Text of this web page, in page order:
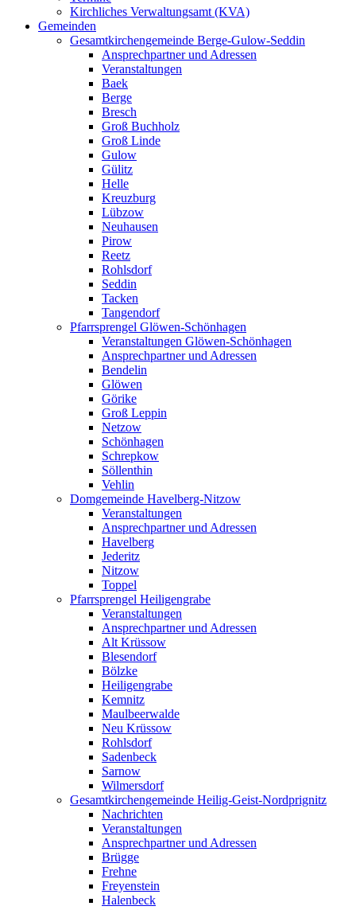
Kirchliches Verwaltungsamt (KVA)
Gemeinden
Gesamtkirchengemeinde Berge-Gulow-Seddin
Ansprechpartner und Adressen
Veranstaltungen
Baek
Berge
Bresch
Groß Buchholz
Groß Linde
Gulow
Gülitz
Helle
Kreuzburg
Lübzow
Neuhausen
Pirow
Reetz
Rohlsdorf
Seddin
Tacken
Tangendorf
Pfarrsprengel Glöwen-Schönhagen
Veranstaltungen Glöwen-Schönhagen
Ansprechpartner und Adressen
Bendelin
Glöwen
Görike
Groß Leppin
Netzow
Schönhagen
Schrepkow
Söllenthin
Vehlin
Domgemeinde Havelberg-Nitzow
Veranstaltungen
Ansprechpartner und Adressen
Havelberg
Jederitz
Nitzow
Toppel
Pfarrsprengel Heiligengrabe
Veranstaltungen
Ansprechpartner und Adressen
Alt Krüssow
Blesendorf
Bölzke
Heiligengrabe
Kemnitz
Maulbeerwalde
Neu Krüssow
Rohlsdorf
Sadenbeck
Sarnow
Wilmersdorf
Gesamtkirchengemeinde Heilig-Geist-Nordprignitz
Nachrichten
Veranstaltungen
Ansprechpartner und Adressen
Brügge
Frehne
Freyenstein
Halenbeck